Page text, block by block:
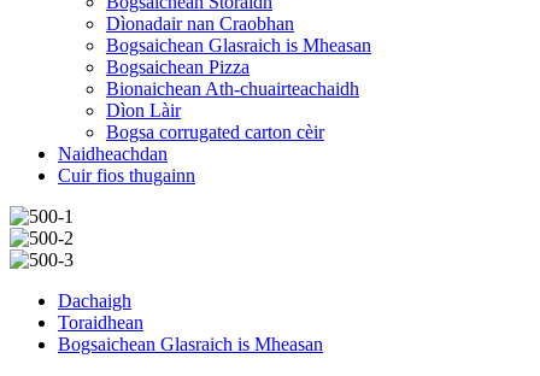
Dìonadair nan Craobhan
Bogsaichean Glasraich is Mheasan
Bogsaichean Pizza
Bionaichean Ath-chuairteachaidh
Dìon Làir
Bogsa corrugated carton cèir
Naidheachdan
Cuir fios thugainn
Dachaigh
Toraidhean
Bogsaichean Glasraich is Mheasan